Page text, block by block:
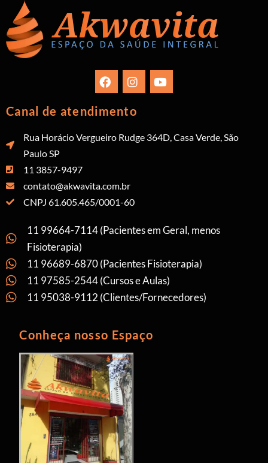
Canal de atendimento
Rua Horácio Vergueiro Rudge 364D, Casa Verde, São
Paulo SP
11 3857-9497
contato@akwavita.com.br
CNPJ 61.605.465/0001-60
11 99664-7114 (Pacientes em Geral, menos
Fisioterapia)
11 96689-6870 (Pacientes Fisioterapia)
11 97585-2544 (Cursos e Aulas)
11 95038-9112 (Clientes/Fornecedores)
Conheça nosso Espaço